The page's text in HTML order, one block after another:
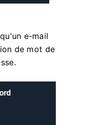
e-mail
de mot de